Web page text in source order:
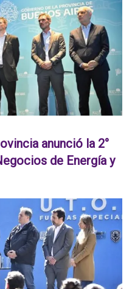
anunció la 2°
de Energía y